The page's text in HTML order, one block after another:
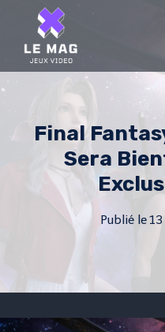
content
Final
Sera
Publié le